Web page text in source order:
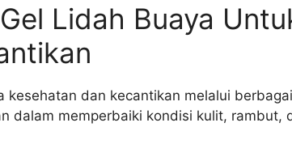
Lidah Buaya
dan kecantikan melalui
dalam memperbaiki kondisi kulit, rambut,